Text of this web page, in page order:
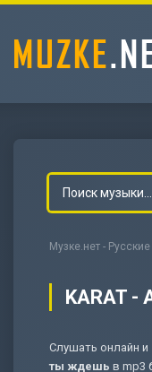
Музке.нет -
KARAT
Слушать онлайн и
ты ждешь в mp3